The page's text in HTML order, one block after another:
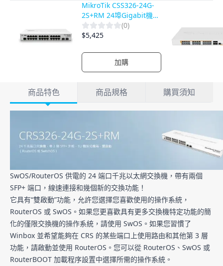
MikroTik CSS326-24G-
2S+RM 24埠Gigabit機架
型智慧型管理交換器
(0)
$5,425
加購
產品詳情商品特色 商品規格 購買須知
SwOS/RouterOS 供電的 24 端口千兆以太網交換機，帶有兩個
SFP+ 端口，線速連接和幾個新的交換功能！
它具有“雙啟動”功能，允許您選擇您喜歡使用的操作系統，
RouterOS 或 SwOS。如果您更喜歡具有更多交換機特定功能的簡
化的僅限交換機的操作系統，請使用 SwOS。如果您習慣了
Winbox 並希望能夠在 CRS 的某些端口上使用路由和其他第 3 層
功能，請啟動並使用 RouterOS。您可以從 RouterOS、SwOS 或
RouterBOOT 加載程序設置中選擇所需的操作系統。